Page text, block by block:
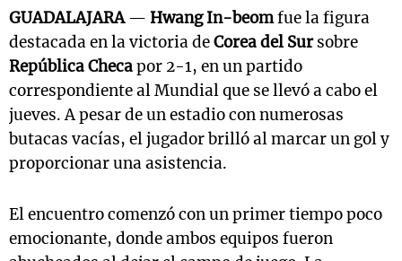
GUADALAJARA— Hwang In-beomfue la figura
destacada en la victoria deCorea del Sursobre
República Checapor 2-1, en un partido
correspondiente al Mundial que se llevó a cabo el
jueves. A pesar de un estadio con numerosas
butacas vacías, el jugador brilló al marcar un gol y
proporcionar una asistencia.
El encuentro comenzó con un primer tiempo poco
emocionante, donde ambos equipos fueron